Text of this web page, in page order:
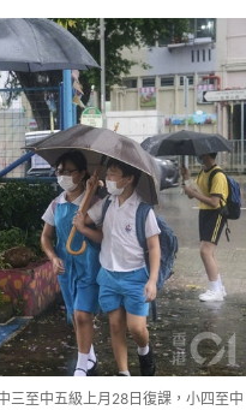
三至中五級上月28日復課，小四至中